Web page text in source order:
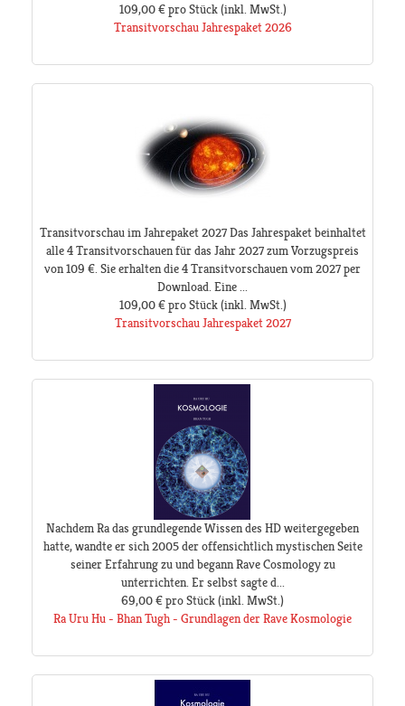
109,00 € pro Stück(inkl. MwSt.)
Transitvorschau Jahrespaket 2026
Transitvorschau im Jahrepaket 2027 Das Jahrespaket beinhaltet
alle 4 Transitvorschauen für das Jahr 2027 zum Vorzugspreis
von 109 €. Sie erhalten die 4 Transitvorschauen vom 2027 per
Download. Eine ...
109,00 € pro Stück(inkl. MwSt.)
Transitvorschau Jahrespaket 2027
Nachdem Ra das grundlegende Wissen des HD weitergegeben
hatte, wandte er sich 2005 der offensichtlich mystischen Seite
seiner Erfahrung zu und begann Rave Cosmology zu
unterrichten. Er selbst sagte d...
69,00 €pro Stück(inkl. MwSt.)
Ra Uru Hu - Bhan Tugh - Grundlagen der Rave Kosmologie